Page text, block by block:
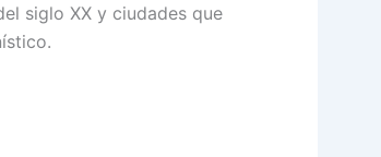
siglo XX y ciudades que